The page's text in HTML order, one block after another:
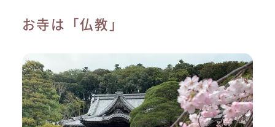
お寺は「仏教」